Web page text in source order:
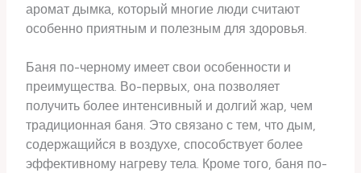
аромат дымка, который многие люди считают
особенно приятным и полезным для здоровья.
Баня по-черному имеет свои особенности и
преимущества. Во-первых, она позволяет
получить более интенсивный и долгий жар, чем
традиционная баня. Это связано с тем, что дым,
содержащийся в воздухе, способствует более
эффективному нагреву тела. Кроме того, баня по-